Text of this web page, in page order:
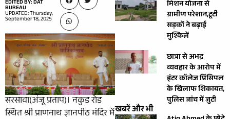
EDITED BY: DAT
BUREAU
UPDATED: Thursday,
September 18, 2025
सरसावा(अंजू प्रताप)। नकुड रोड
स्थित श्री प्राणनाथ ज्ञानपीठ मंदिर में
मिशन योजना से
ग्रामीण परेशान,टूटी
सड़कों ने बढ़ाई
मुश्किलें
छात्रा से अभद्र
व्यवहार के आरोप में
इंटर कॉलेज प्रिंसिपल
के खिलाफ शिकायत,
पुलिस जांच में जुटी
खबरें और भी